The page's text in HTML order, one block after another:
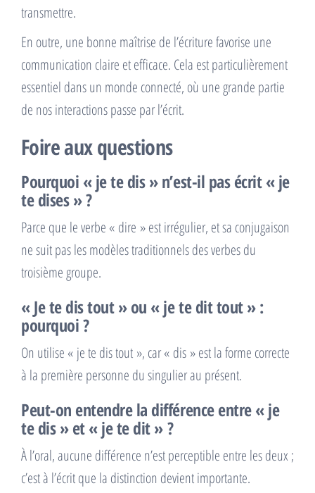
transmettre.
En outre, une bonne maîtrise de l’écriture favorise une
communication claire et efficace. Cela est particulièrement
essentiel dans un monde connecté, où une grande partie
de nos interactions passe par l’écrit.
Foire aux questions
Pourquoi « je te dis » n’est-il pas écrit « je
te dises » ?
Parce que le verbe « dire » est irrégulier, et sa conjugaison
ne suit pas les modèles traditionnels des verbes du
troisième groupe.
« Je te dis tout » ou « je te dit tout » :
pourquoi ?
On utilise « je te dis tout », car « dis » est la forme correcte
à la première personne du singulier au présent.
Peut-on entendre la différence entre « je
te dis » et « je te dit » ?
À l’oral, aucune différence n’est perceptible entre les deux ;
c’est à l’écrit que la distinction devient importante.